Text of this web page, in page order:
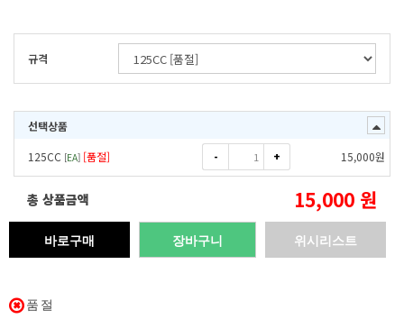
규격
선택상품
125CC [EA] [품절] - + 15,000원
총 상품금액 15,000 원
바로구매 장바구니 위시리스트
품절